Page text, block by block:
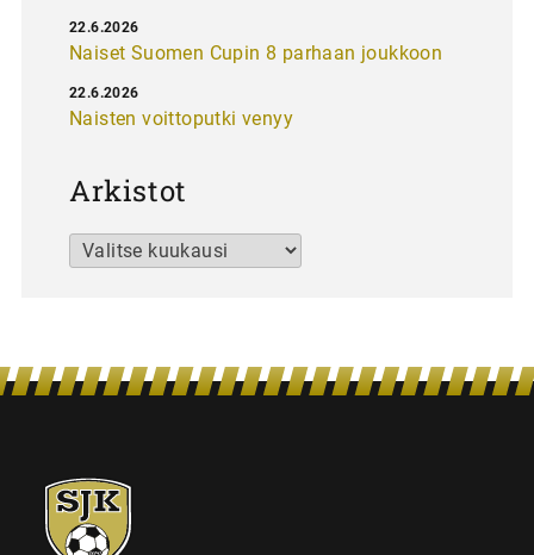
Naiset Suomen Cupin 8 parhaan joukkoon
22.6.2026
Naisten voittoputki venyy
22.6.2026
Arkistot
Arkistot
SJK-
juniorit